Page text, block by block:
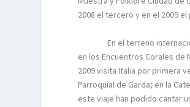
2008 el tercero y en el 2009
En el terreno internacional
en los Encuentros Corales de
2009 visita Italia por primera
Parroquial de Garda; en la
este viaje han podido cantar